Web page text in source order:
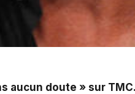
aucun doute » sur TMC